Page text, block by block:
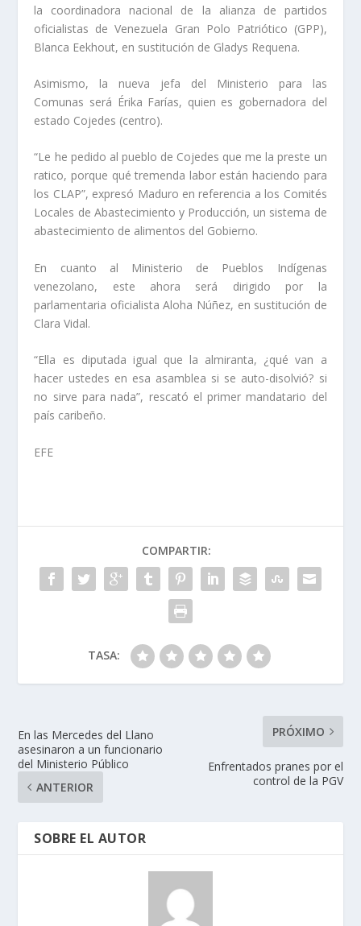
la coordinadora nacional de la alianza de partidos
oficialistas de Venezuela Gran Polo Patriótico (GPP),
Blanca Eekhout, en sustitución de Gladys Requena.
Asimismo, la nueva jefa del Ministerio para las
Comunas será Érika Farías, quien es gobernadora del
estado Cojedes (centro).
“Le he pedido al pueblo de Cojedes que me la preste un
ratico, porque qué tremenda labor están haciendo para
los CLAP”, expresó Maduro en referencia a los Comités
Locales de Abastecimiento y Producción, un sistema de
abastecimiento de alimentos del Gobierno.
En cuanto al Ministerio de Pueblos Indígenas
venezolano, este ahora será dirigido por la
parlamentaria oficialista Aloha Núñez, en sustitución de
Clara Vidal.
“Ella es diputada igual que la almiranta, ¿qué van a
hacer ustedes en esa asamblea si se auto-disolvió? si
no sirve para nada”, rescató el primer mandatario del
país caribeño.
EFE
COMPARTIR:
TASA:
En las Mercedes del Llano
asesinaron a un funcionario
del Ministerio Público
ANTERIOR
PRÓXIMO
Enfrentados pranes por el
control de la PGV
SOBRE EL AUTOR